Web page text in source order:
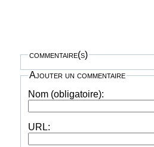
commentaire(s)
Ajouter un commentaire
Nom (obligatoire):
URL: